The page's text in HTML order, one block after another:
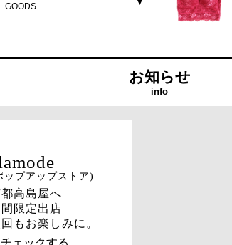
GOODS
お知らせ
info
ップアップストア)
高島屋へ
限定出店
もお楽しみに。
ェックする